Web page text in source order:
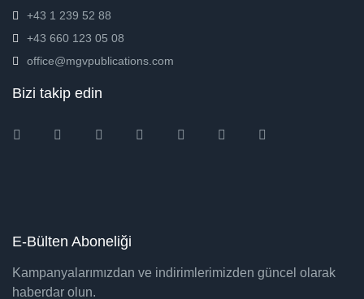
+43 1 239 52 88
+43 660 123 05 08
office@mgvpublications.com
Bizi takip edin
InstagramFacebookTwitter Amazon Pinterest
E-Bülten Aboneliği
Kampanyalarımızdan ve indirimlerimizden güncel olarak
haberdar olun.